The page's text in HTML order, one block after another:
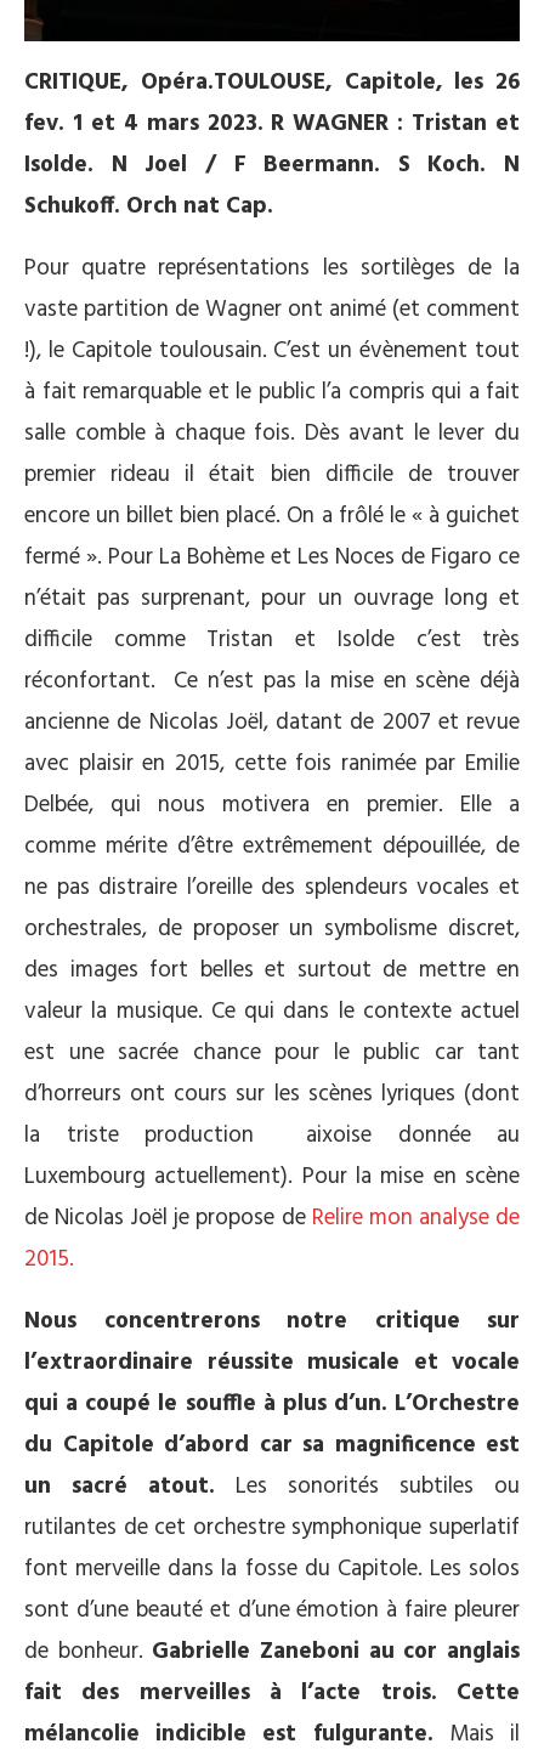
CRITIQUE, Opéra.TOULOUSE, Capitole, les 26
fev. 1 et 4 mars 2023. R WAGNER : Tristan et
Isolde. N Joel / F Beermann. S Koch. N
Schukoff. Orch nat Cap.
Pour quatre représentations les sortilèges de la
vaste partition de Wagner ont animé (et comment
!), le Capitole toulousain. C’est un évènement tout
à fait remarquable et le public l’a compris qui a fait
salle comble à chaque fois. Dès avant le lever du
premier rideau il était bien difficile de trouver
encore un billet bien placé. On a frôlé le « à guichet
fermé ». Pour La Bohème et Les Noces de Figaro ce
n’était pas surprenant, pour un ouvrage long et
difficile comme Tristan et Isolde c’est très
réconfortant. Ce n’est pas la mise en scène déjà
ancienne de Nicolas Joël, datant de 2007 et revue
avec plaisir en 2015, cette fois ranimée par Emilie
Delbée, qui nous motivera en premier. Elle a
comme mérite d’être extrêmement dépouillée, de
ne pas distraire l’oreille des splendeurs vocales et
orchestrales, de proposer un symbolisme discret,
des images fort belles et surtout de mettre en
valeur la musique. Ce qui dans le contexte actuel
est une sacrée chance pour le public car tant
d’horreurs ont cours sur les scènes lyriques (dont
la triste production aixoise donnée au
Luxembourg actuellement). Pour la mise en scène
de Nicolas Joël je propose de Relire mon analyse de
2015.
Nous concentrerons notre critique sur
l’extraordinaire réussite musicale et vocale
qui a coupé le souffle à plus d’un. L’Orchestre
du Capitole d’abord car sa magnificence est
un sacré atout. Les sonorités subtiles ou
rutilantes de cet orchestre symphonique superlatif
font merveille dans la fosse du Capitole. Les solos
sont d’une beauté et d’une émotion à faire pleurer
de bonheur. Gabrielle Zaneboni au cor anglais
fait des merveilles à l’acte trois. Cette
mélancolie indicible est fulgurante. Mais il